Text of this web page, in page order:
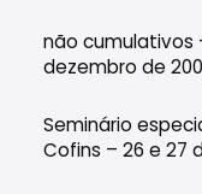
não cumulativos
dezembro de
Seminário
Cofins – 26 e 27